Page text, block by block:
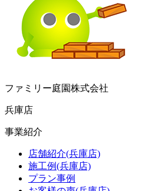
ファミリー庭園株式会社
兵庫店
事業紹介
店舗紹介(兵庫店)
施工例(兵庫店)
プラン事例